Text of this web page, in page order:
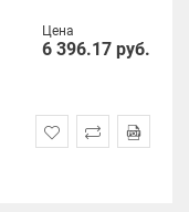
Цена
6 396.17 руб.